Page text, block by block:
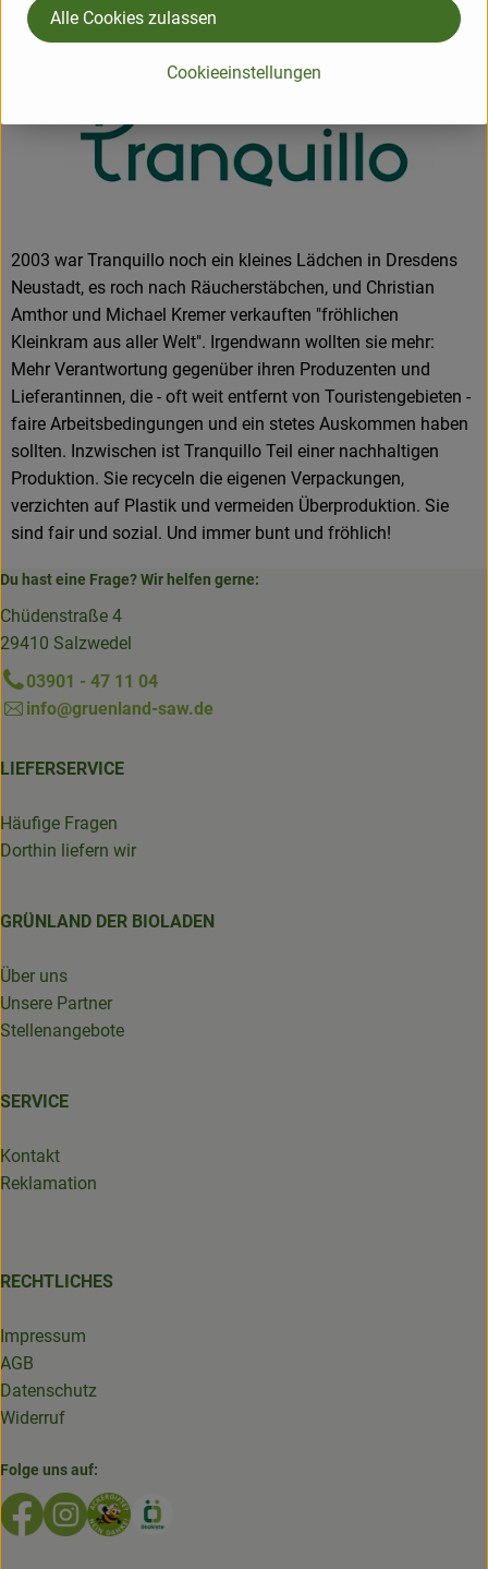
Deutschland
Mehr Info
2003 war Tranquillo noch ein kleines Lädchen in Dresdens
Neustadt, es roch nach Räucherstäbchen, und Christian
Amthor und Michael Kremer verkauften "fröhlichen
Kleinkram aus aller Welt". Irgendwann wollten sie mehr:
Mehr Verantwortung gegenüber ihren Produzenten und
Lieferantinnen, die - oft weit entfernt von Touristengebieten -
faire Arbeitsbedingungen und ein stetes Auskommen haben
sollten. Inzwischen ist Tranquillo Teil einer nachhaltigen
Produktion. Sie recyceln die eigenen Verpackungen,
verzichten auf Plastik und vermeiden Überproduktion. Sie
sind fair und sozial. Und immer bunt und fröhlich!
Du hast eine Frage? Wir helfen gerne:
Chüdenstraße 4
29410 Salzwedel
03901 - 47 11 04
info@gruenland-saw.de
LIEFERSERVICE
Häufige Fragen
Dorthin liefern wir
GRÜNLAND DER BIOLADEN
Über uns
Unsere Partner
Stellenangebote
SERVICE
Kontakt
Reklamation
RECHTLICHES
Impressum
AGB
Datenschutz
Widerruf
Folge uns auf:
Externer Link zu https://www.facebook.com/
Externer Link zu https://www.instagram.com/
Externer Link zu https://www.bioladen-
Cookieeinstellungen
Alle Cookies zulassen